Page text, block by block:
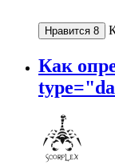
Нравится 8
Как